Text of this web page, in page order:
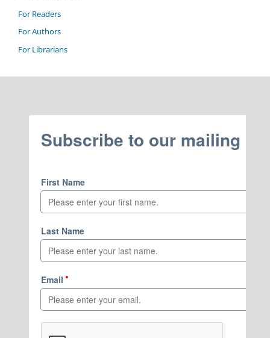
For Readers
For Authors
For Librarians